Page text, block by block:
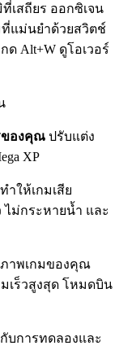
เสถียร ออกซิเจน
แม่นยำด้วยสวิตช์
Alt+W ดูโอเวอร์
ของคุณ ปรับแต่ง
XP
ำให้เกมเสีย
ม่กระหายน้ำ และ
าพเกมของคุณ
เร็วสูงสุด โหมดบิน
บการทดลองและ